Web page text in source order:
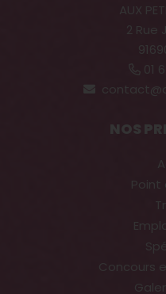
AUX
2 Rue
01
NOS
Point
Concours